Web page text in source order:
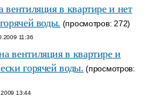
в квартире и нет
воды. (просмотров: 272)
11:36
вентиляция в квартире и
горячей воды. (просмотров:
13:44